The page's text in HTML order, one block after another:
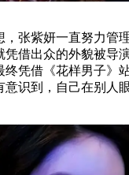
，张紫妍一直努力
凭借出众的外貌被导
终凭借《花样男子》
意识到，自己在别人